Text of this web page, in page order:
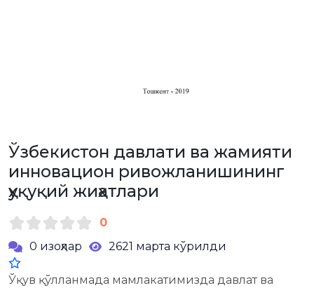
Ўзбекистон давлати ва жамияти
инновацион ривожланишининг
ҳуқуқий жиҳатлари
0
0 изоҳлар
2621 марта кўрилди
Ўқув қўлланмада мамлакатимизда давлат ва